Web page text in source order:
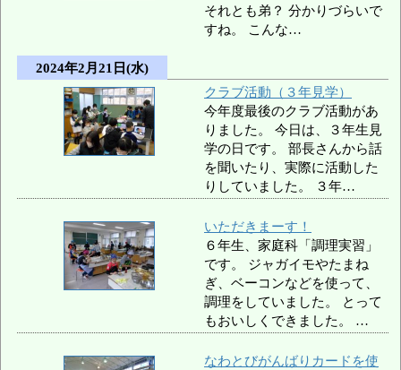
それとも弟？ 分かりづらいで
すね。 こんな…
2024年2月21日(水)
クラブ活動（３年見学）
今年度最後のクラブ活動があ
りました。 今日は、３年生見
学の日です。 部長さんから話
を聞いたり、実際に活動した
りしていました。 ３年…
いただきまーす！
６年生、家庭科「調理実習」
です。 ジャガイモやたまね
ぎ、ベーコンなどを使って、
調理をしていました。 とって
もおいしくできました。 …
なわとびがんばりカードを使